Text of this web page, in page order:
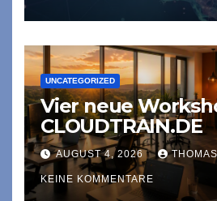
UNCATEGORIZED
Vier neue
CLOUDTRAIN.DE
AUGUST 4, 2026
KEINE KOMMENTARE